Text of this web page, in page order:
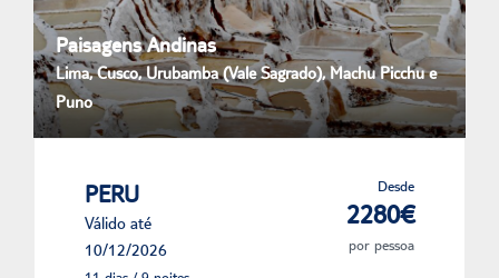
Paisagens Andinas
Lima, Cusco, Urubamba (Vale Sagrado), Machu Picchu e
Puno
PERU
Válido até
10/12/2026
Desde
2280€
por pessoa